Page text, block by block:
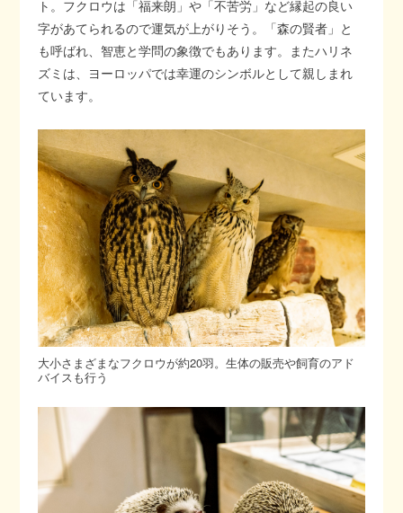
ト。フクロウは「福来朗」や「不苦労」など縁起の良い
字があてられるので運気が上がりそう。「森の賢者」と
も呼ばれ、智恵と学問の象徴でもあります。またハリネ
ズミは、ヨーロッパでは幸運のシンボルとして親しまれ
ています。
大小さまざまなフクロウが約20羽。生体の販売や飼育のアド
バイスも行う